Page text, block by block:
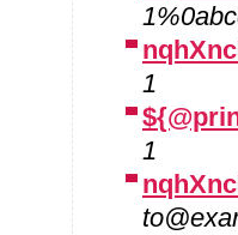
1
1